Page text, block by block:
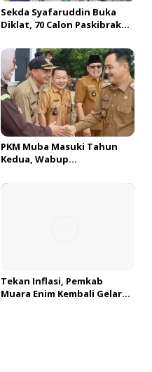
Sekda Syafaruddin Buka
Diklat, 70 Calon Paskibraka
di Muba
PKM Muba Masuki Tahun
Kedua, Wabup
Usaha bagi 2.300 Pelaku
Tekan Inflasi, Pemkab
Muara Enim Kembali Gelar